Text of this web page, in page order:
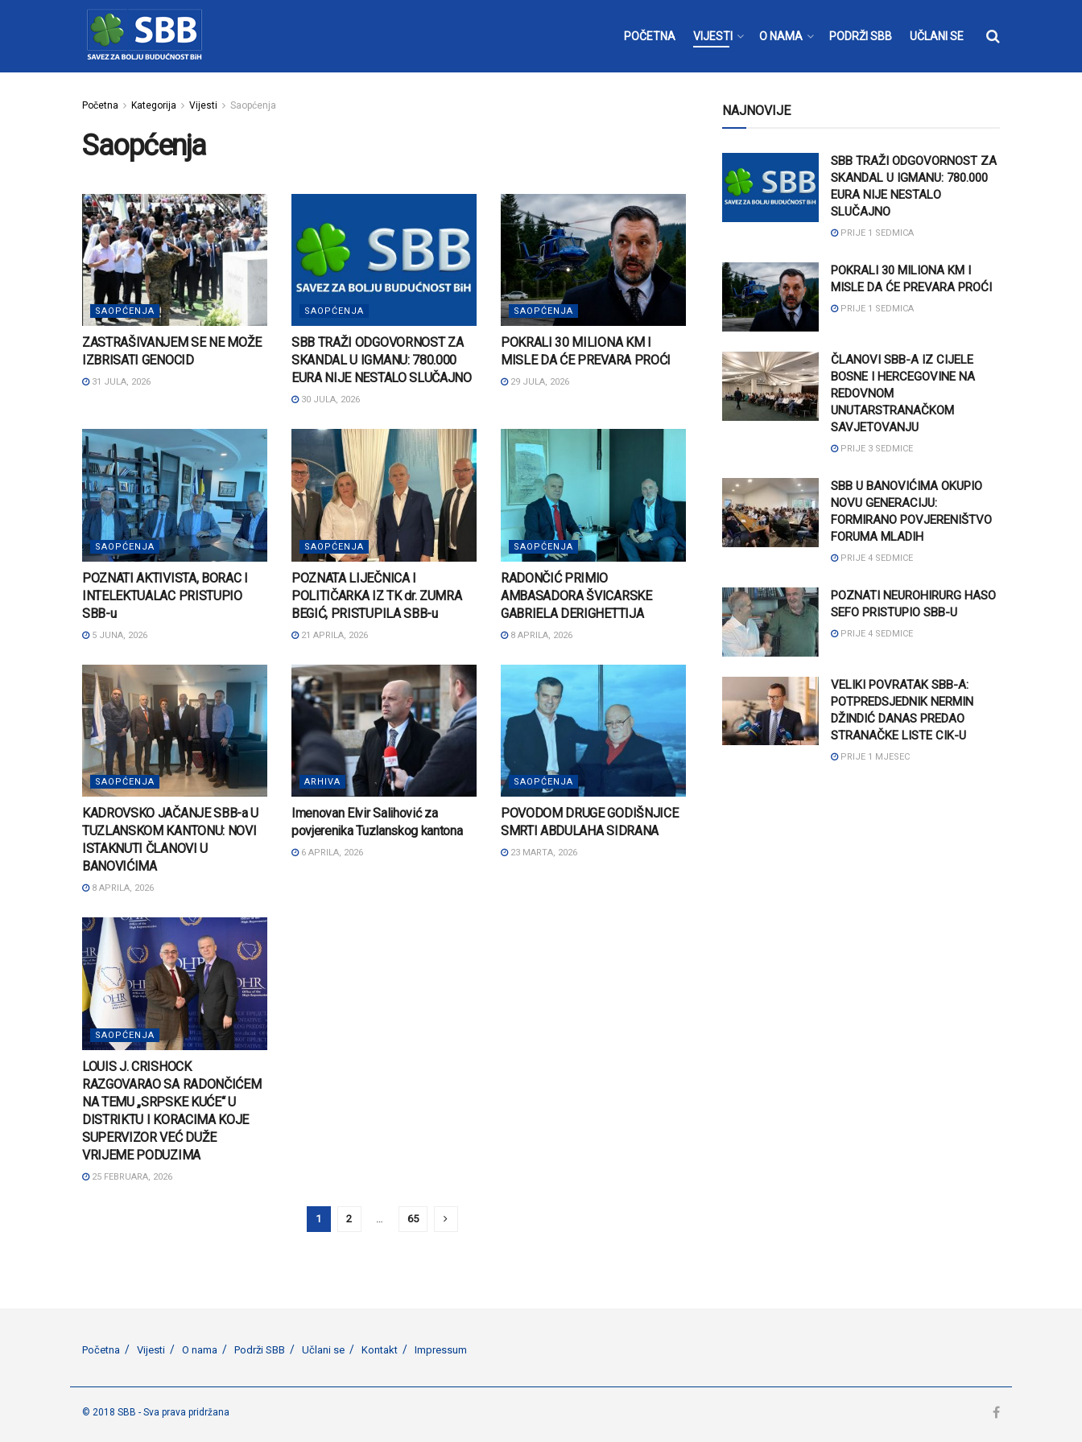
POČETNA VIJESTI O NAMA PODRŽI SBB UČLANI SE
Početna Kategorija Vijesti Saopćenja
Saopćenja
SAOPĆENJA
ZASTRAŠIVANJEM SE NE MOŽE
IZBRISATI GENOCID
31 JULA, 2026
SAOPĆENJA
SBB TRAŽI ODGOVORNOST ZA
SKANDAL U IGMANU: 780.000
EURA NIJE NESTALO SLUČAJNO
30 JULA, 2026
SAOPĆENJA
POKRALI 30 MILIONA KM I
MISLE DA ĆE PREVARA PROĆI
29 JULA, 2026
SAOPĆENJA
POZNATI AKTIVISTA, BORAC I
INTELEKTUALAC PRISTUPIO
SBB-u
5 JUNA, 2026
SAOPĆENJA
POZNATA LIJEČNICA I
POLITIČARKA IZ TK dr. ZUMRA
BEGIĆ, PRISTUPILA SBB-u
21 APRILA, 2026
SAOPĆENJA
RADONČIĆ PRIMIO
AMBASADORA ŠVICARSKE
GABRIELA DERIGHETTIJA
8 APRILA, 2026
SAOPĆENJA
KADROVSKO JAČANJE SBB-a U
TUZLANSKOM KANTONU: NOVI
ISTAKNUTI ČLANOVI U
BANOVIĆIMA
8 APRILA, 2026
ARHIVA
Imenovan Elvir Salihović za
povjerenika Tuzlanskog kantona
6 APRILA, 2026
SAOPĆENJA
POVODOM DRUGE GODIŠNJICE
SMRTI ABDULAHA SIDRANA
23 MARTA, 2026
SAOPĆENJA
LOUIS J. CRISHOCK
RAZGOVARAO SA RADONČIĆEM
NA TEMU „SRPSKE KUĆE“ U
DISTRIKTU I KORACIMA KOJE
SUPERVIZOR VEĆ DUŽE
VRIJEME PODUZIMA
25 FEBRUARA, 2026
1 2 65
NAJNOVIJE
SBB TRAŽI ODGOVORNOST ZA
SKANDAL U IGMANU: 780.000
EURA NIJE NESTALO
SLUČAJNO
PRIJE 1 SEDMICA
POKRALI 30 MILIONA KM I
MISLE DA ĆE PREVARA PROĆI
PRIJE 1 SEDMICA
ČLANOVI SBB-A IZ CIJELE
BOSNE I HERCEGOVINE NA
REDOVNOM
UNUTARSTRANAČKOM
SAVJETOVANJU
PRIJE 3 SEDMICE
SBB U BANOVIĆIMA OKUPIO
NOVU GENERACIJU:
FORMIRANO POVJERENIŠTVO
FORUMA MLADIH
PRIJE 4 SEDMICE
POZNATI NEUROHIRURG HASO
SEFO PRISTUPIO SBB-U
PRIJE 4 SEDMICE
VELIKI POVRATAK SBB-A:
POTPREDSJEDNIK NERMIN
DŽINDIĆ DANAS PREDAO
STRANAČKE LISTE CIK-U
PRIJE 1 MJESEC
Početna Vijesti O nama Podrži SBB Učlani se Kontakt Impressum
© 2018 SBB - Sva prava pridržana